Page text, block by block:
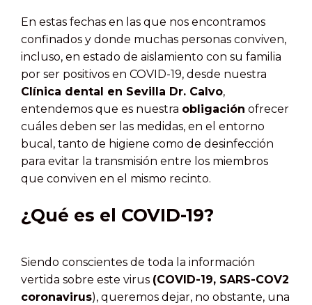
En estas fechas en las que nos encontramos
confinados y donde muchas personas conviven,
incluso, en estado de aislamiento con su familia
por ser positivos en COVID-19, desde nuestra
Clínica dental en Sevilla Dr. Calvo,
entendemos que es nuestra obligación ofrecer
cuáles deben ser las medidas, en el entorno
bucal, tanto de higiene como de desinfección
para evitar la transmisión entre los miembros
que conviven en el mismo recinto.
¿Qué es el COVID-19?
Siendo conscientes de toda la información
vertida sobre este virus (COVID-19, SARS-COV2
coronavirus), queremos dejar, no obstante, una